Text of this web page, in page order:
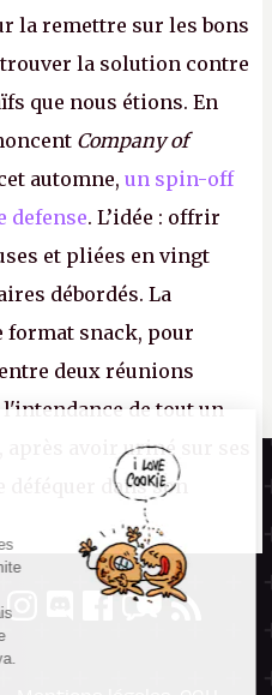
la remettre sur les bons
la solution contre
que nous étions. En
Company of
automne, un spin-off
defense. L’idée : offrir
et pliées en vingt
débordés. La
format snack, pour
deux réunions
de tout un
avoir uriné sur ses
dans son
Canard PC
Kiosque numérique
Boutique
va.